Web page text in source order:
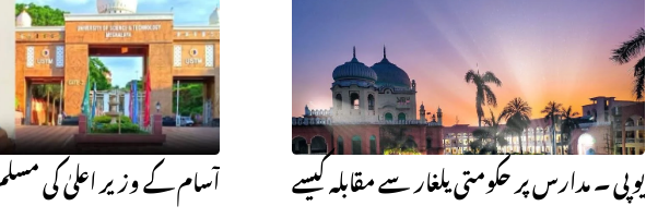
یوپی ۔ مدارس پر حکومتی یلغار سے مقابلہ کیسے آسام کے وزیر اعلیٰ کی